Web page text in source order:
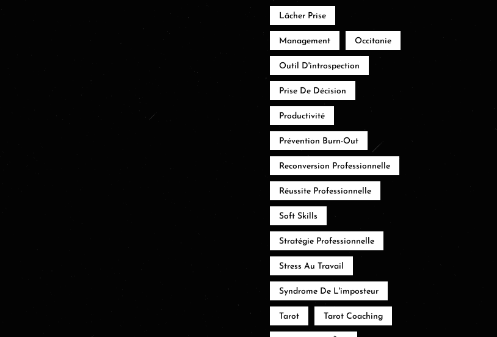
Lâcher Prise
Management Occitanie
Outil D'introspection
Prise De Décision
Productivité
Prévention Burn-Out
Reconversion Professionnelle
Réussite Professionnelle
Soft Skills
Stratégie Professionnelle
Stress Au Travail
Syndrome De L'imposteur
Tarot Tarot Coaching